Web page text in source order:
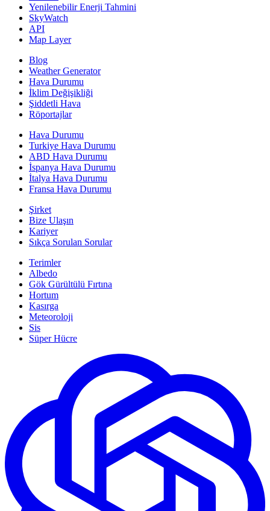
Yenilenebilir Enerji Tahmini
SkyWatch
API
Map Layer
Blog
Weather Generator
Hava Durumu
İklim Değişikliği
Şiddetli Hava
Röportajlar
Hava Durumu
Turkiye Hava Durumu
ABD Hava Durumu
İspanya Hava Durumu
İtalya Hava Durumu
Fransa Hava Durumu
Şirket
Bize Ulaşın
Kariyer
Sıkça Sorulan Sorular
Terimler
Albedo
Gök Gürültülü Fırtına
Hortum
Kasırga
Meteoroloji
Sis
Süper Hücre